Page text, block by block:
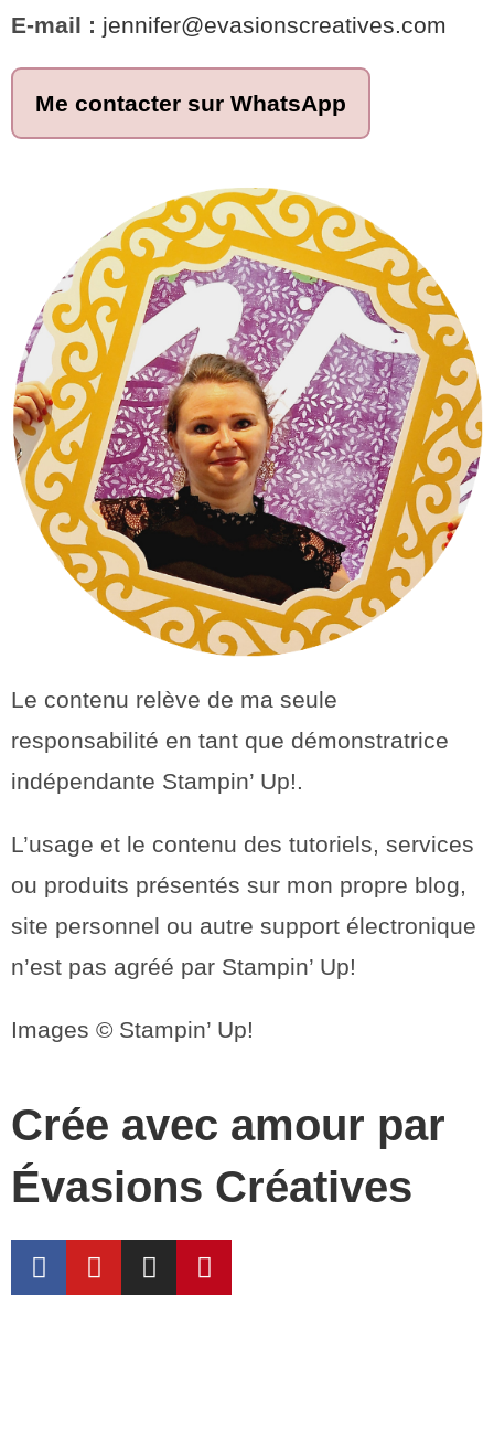
E-mail : jennifer@evasionscreatives.com
Me contacter sur WhatsApp
Le contenu relève de ma seule
responsabilité en tant que démonstratrice
indépendante Stampin’ Up!.
L’usage et le contenu des tutoriels, services
ou produits présentés sur mon propre blog,
site personnel ou autre support électronique
n’est pas agréé par Stampin’ Up!
Images © Stampin’ Up!
Crée avec amour par
Évasions Créatives